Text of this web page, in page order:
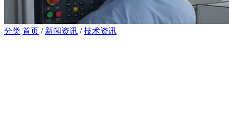
分类 首页 / 新闻资讯 /技术资讯